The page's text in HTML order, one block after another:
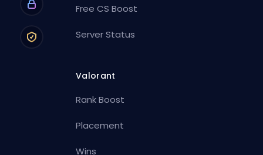
Free CS Boost
Server Status
Valorant
Rank Boost
Placement
Wins